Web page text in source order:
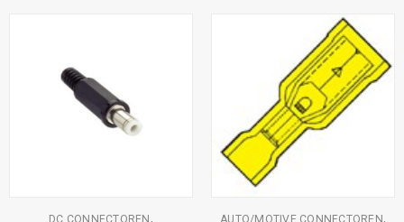
DC CONNECTOREN , AUTO/MOTIVE CONNECTOREN,